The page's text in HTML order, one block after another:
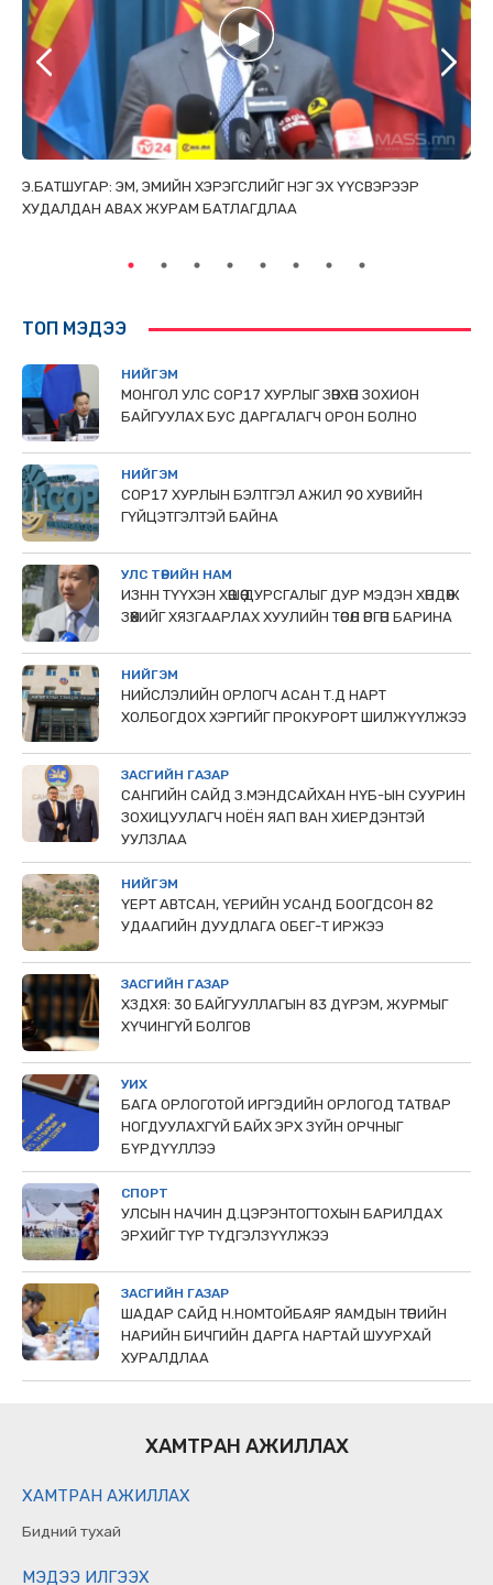
Э.БАТШУГАР: ЭМ, ЭМИЙН ХЭРЭГСЛИЙГ НЭГ ЭХ ҮҮСВЭРЭЭР
ХУДАЛДАН АВАХ ЖУРАМ БАТЛАГДЛАА
ТОП МЭДЭЭ
НИЙГЭМ
МОНГОЛ УЛС СОР17 ХУРЛЫГ ЗӨВХӨН ЗОХИОН
БАЙГУУЛАХ БУС ДАРГАЛАГЧ ОРОН БОЛНО
НИЙГЭМ
COP17 ХУРЛЫН БЭЛТГЭЛ АЖИЛ 90 ХУВИЙН
ГҮЙЦЭТГЭЛТЭЙ БАЙНА
УЛС ТӨРИЙН НАМ
ИЗНН ТҮҮХЭН ХӨШӨӨ ДУРСГАЛЫГ ДУР МЭДЭН ХӨНДӨЖ
ЗӨӨХИЙГ ХЯЗГААРЛАХ ХУУЛИЙН ТӨСӨЛ ӨРГӨН БАРИНА
НИЙГЭМ
НИЙСЛЭЛИЙН ОРЛОГЧ АСАН Т.Д НАРТ
ХОЛБОГДОХ ХЭРГИЙГ ПРОКУРОРТ ШИЛЖҮҮЛЖЭЭ
ЗАСГИЙН ГАЗАР
САНГИЙН САЙД З.МЭНДСАЙХАН НҮБ-ЫН СУУРИН
ЗОХИЦУУЛАГЧ НОЁН ЯАП ВАН ХИЕРДЭНТЭЙ
УУЛЗЛАА
НИЙГЭМ
ҮЕРТ АВТСАН, ҮЕРИЙН УСАНД БООГДСОН 82
УДААГИЙН ДУУДЛАГА ОБЕГ-Т ИРЖЭЭ
ЗАСГИЙН ГАЗАР
ХЗДХЯ: 30 БАЙГУУЛЛАГЫН 83 ДҮРЭМ, ЖУРМЫГ
ХҮЧИНГҮЙ БОЛГОВ
УИХ
БАГА ОРЛОГОТОЙ ИРГЭДИЙН ОРЛОГОД ТАТВАР
НОГДУУЛАХГҮЙ БАЙХ ЭРХ ЗҮЙН ОРЧНЫГ
БҮРДҮҮЛЛЭЭ
СПОРТ
УЛСЫН НАЧИН Д.ЦЭРЭНТОГТОХЫН БАРИЛДАХ
ЭРХИЙГ ТҮР ТҮДГЭЛЗҮҮЛЖЭЭ
ЗАСГИЙН ГАЗАР
ШАДАР САЙД Н.НОМТОЙБАЯР ЯАМДЫН ТӨРИЙН
НАРИЙН БИЧГИЙН ДАРГА НАРТАЙ ШУУРХАЙ
ХУРАЛДЛАА
ХАМТРАН АЖИЛЛАХ
ХАМТРАН АЖИЛЛАХ
Бидний тухай
МЭДЭЭ ИЛГЭЭХ